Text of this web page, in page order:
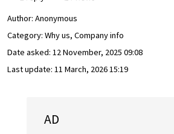
Author: Anonymous
Category: Why us, Company info
Date asked: 12 November, 2025 09:08
Last update: 11 March, 2026 15:19
AD